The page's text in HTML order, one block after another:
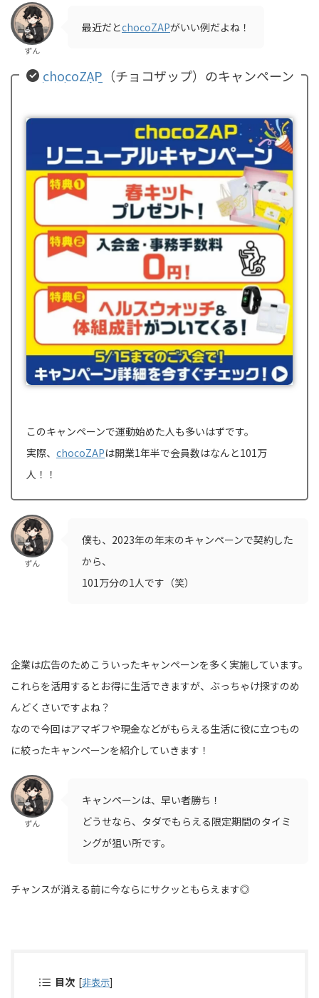
ずん
最近だとchocoZAPがいい例だよね！
chocoZAP （チョコザップ）のキャンペーン
このキャンペーンで運動始めた人も多いはずです。
実際、 chocoZAPは開業1年半で会員数はなんと101万
人！！
ずん
僕も、2023年の年末のキャンペーンで契約した
から、
101万分の1人です（笑）
企業は広告のためこういったキャンペーンを多く実施しています。
これらを活用するとお得に生活できますが、ぶっちゃけ探すのめ
んどくさいですよね？
なので今回はアマギフや現金などがもらえる生活に役に立つもの
に絞ったキャンペーンを紹介していきます！
ずん
キャンペーンは、早い者勝ち！
どうせなら、タダでもらえる限定期間のタイミ
ングが狙い所です。
チャンスが消える前に今ならにサクッともらえます◎
目次 [非表示]